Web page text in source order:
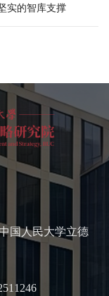
实的智库支撑
国人民大学立德